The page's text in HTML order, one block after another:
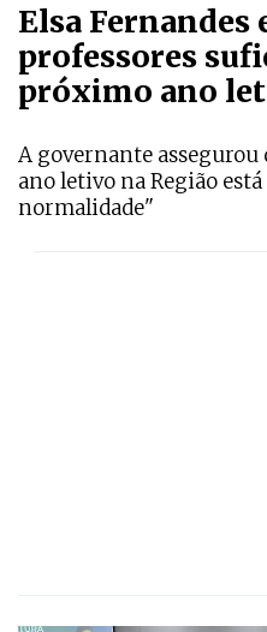
Elsa Fernandes
professores
próximo ano
A governante assegurou
ano letivo na Região
normalidade"